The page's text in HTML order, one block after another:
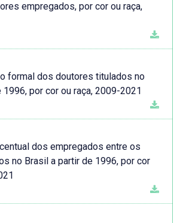
empregados, por cor ou raça,
formal dos doutores titulados no
1996, por cor ou raça, 2009-2021
dos empregados entre os
no Brasil a partir de 1996, por cor